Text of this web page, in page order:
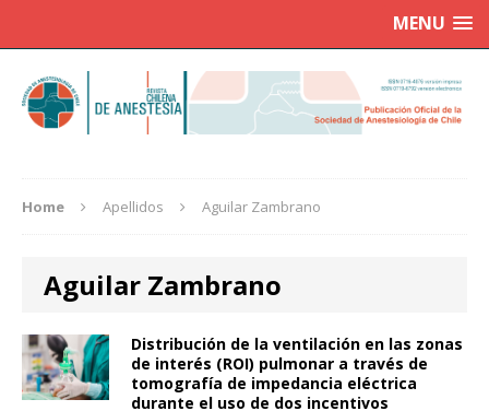
MENU
Home Apellidos Aguilar Zambrano
Aguilar Zambrano
Distribución de la ventilación en las zonas
de interés (ROI) pulmonar a través de
tomografía de impedancia eléctrica
durante el uso de dos incentivos